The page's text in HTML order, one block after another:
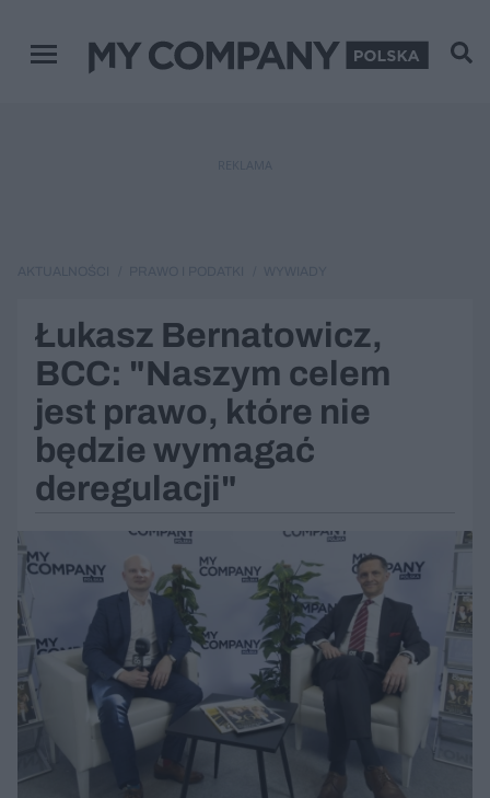
Menu główne
Łukasz Bernatowicz,
BCC: "Naszym celem
jest prawo, które nie
będzie wymagać
deregulacji"